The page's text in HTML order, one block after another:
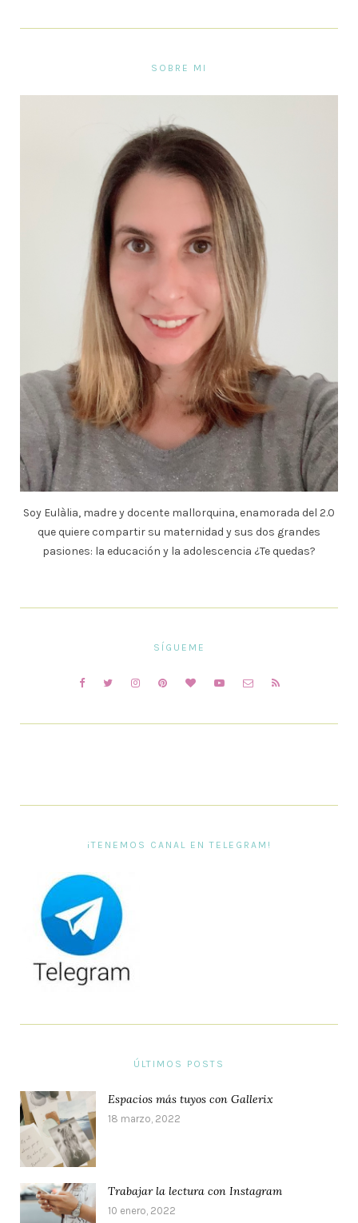
SOBRE MI
Soy Eulàlia, madre y docente mallorquina, enamorada del 2.0
que quiere compartir su maternidad y sus dos grandes
pasiones: la educación y la adolescencia ¿Te quedas?
SÍGUEME
¡TENEMOS CANAL EN TELEGRAM!
ÚLTIMOS POSTS
Espacios más tuyos con Gallerix
18 marzo, 2022
Trabajar la lectura con Instagram
10 enero, 2022